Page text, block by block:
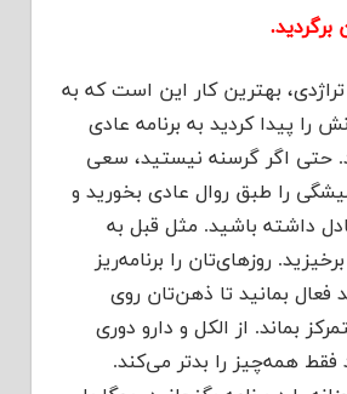
برگردید.
بهترین کار این است که به
را پیدا کردید به برنامه عادی
حتی اگر گرسنه نیستید، سعی
را طبق روال عادی بخورید و
داشته باشید. مثل قبل به
روزهای‌تان را برنامه‌ریز
بمانید تا ذهن‌تان روی
بماند. از الکل و دارو دوری
فقط همه‌چیز را بدتر می‌کند.